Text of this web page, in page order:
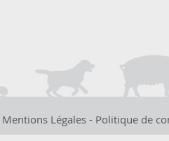
Mentions Légales- Politique de